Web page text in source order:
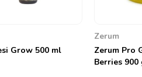
Pro Gel Melon &
Biobizz
Biobizz Cal